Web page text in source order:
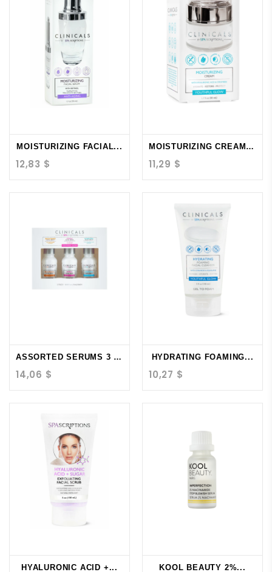
MOISTURIZING FACIAL...
12,83 $
MOISTURIZING CREAM -...
11,29 $
ASSORTED SERUMS 3 PACK...
14,06 $
HYDRATING FOAMING...
10,27 $
HYALURONIC ACID +... KOOL BEAUTY 2%...